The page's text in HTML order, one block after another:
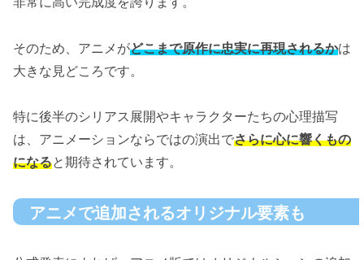
そのため、アニメがどこまで原作に忠実に再現されるかは
大きな見どころです。
特に後半のシリアス展開やキャラクターたちの心理描写
は、アニメーションならではの演出でさらに心に響くもの
になると期待されています。
アニメで追加されるオリジナル要素も